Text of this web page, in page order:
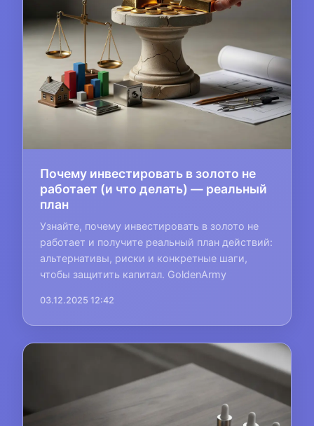
Почему инвестировать в золото не
работает (и что делать) — реальный
план
Узнайте, почему инвестировать в золото не
работает и получите реальный план действий:
альтернативы, риски и конкретные шаги,
чтобы защитить капитал. GoldenArmy
03.12.2025 12:42